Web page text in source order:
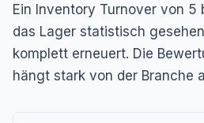
Ein Inventory Turnover von 5
das Lager statistisch
komplett erneuert. Die
hängt stark von der Branche